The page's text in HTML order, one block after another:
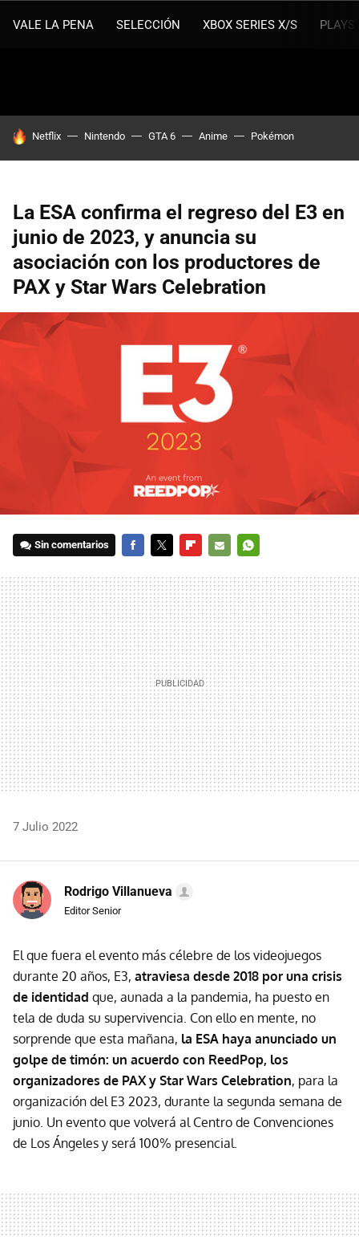
VALE LA PENA SELECCIÓN XBOX SERIES X/S
HOY SE HABLA DE
Netflix Nintendo GTA 6 Anime Pokémon
La ESA confirma el regreso del E3 en
junio de 2023, y anuncia su
asociación con los productores de
PAX y Star Wars Celebration
Sin comentarios
MAIL
7 Julio 2022
Rodrigo Villanueva
Editor Senior
El que fuera el evento más célebre de los videojuegos
durante 20 años, E3, atraviesa desde 2018 por una crisis
de identidad que, aunada a la pandemia, ha puesto en
tela de duda su supervivencia. Con ello en mente, no
sorprende que esta mañana, la ESA haya anunciado un
golpe de timón: un acuerdo con ReedPop, los
organizadores de PAX y Star Wars Celebration, para la
organización del E3 2023, durante la segunda semana de
junio. Un evento que volverá al Centro de Convenciones
de Los Ángeles y será 100% presencial.